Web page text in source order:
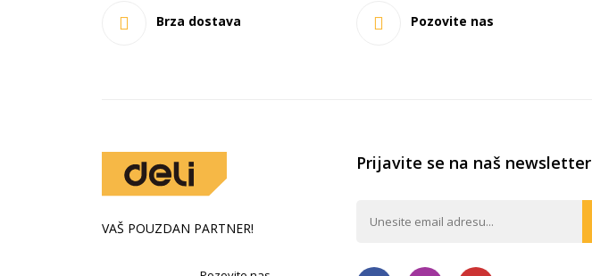
Brza dostava Pozovite nas
VAŠ POUZDAN PARTNER!
Prijavite se na naš newsletter